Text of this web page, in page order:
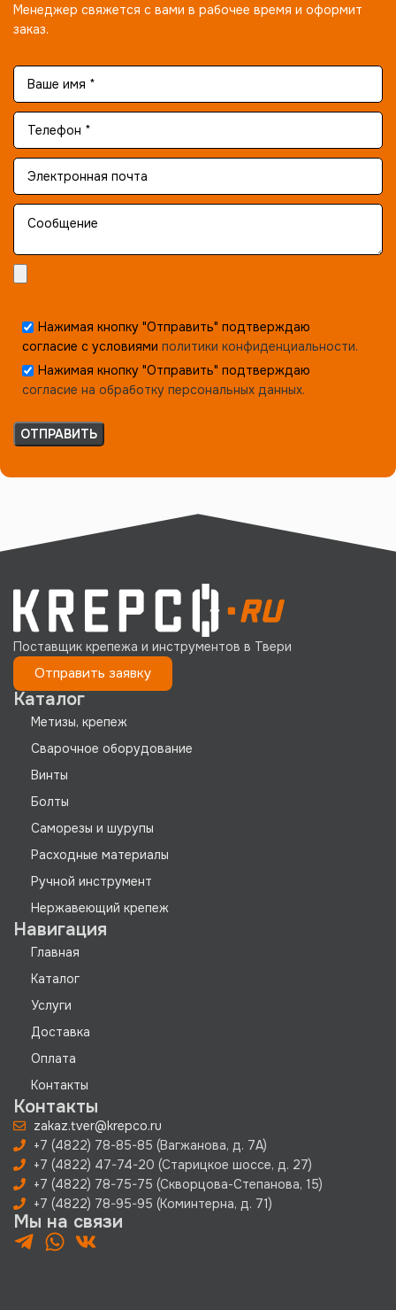
Менеджер свяжется с вами в рабочее время и оформит
заказ.
Нажимая кнопку "Отправить" подтверждаю
согласие с условиями политики конфиденциальности.
Нажимая кнопку "Отправить" подтверждаю
согласие на обработку персональных данных.
Поставщик крепежа и инструментов в Твери
Отправить заявку
Каталог
Метизы, крепеж
Сварочное оборудование
Винты
Болты
Саморезы и шурупы
Расходные материалы
Ручной инструмент
Нержавеющий крепеж
Навигация
Главная
Каталог
Услуги
Доставка
Оплата
Контакты
Контакты
zakaz.tver@krepco.ru
+7 (4822) 78-85-85 (Вагжанова, д. 7А)
+7 (4822) 47-74-20 (Старицкое шоссе, д. 27)
+7 (4822) 78-75-75 (Скворцова-Степанова, 15)
+7 (4822) 78-95-95 (Коминтерна, д. 71)
Мы на связи